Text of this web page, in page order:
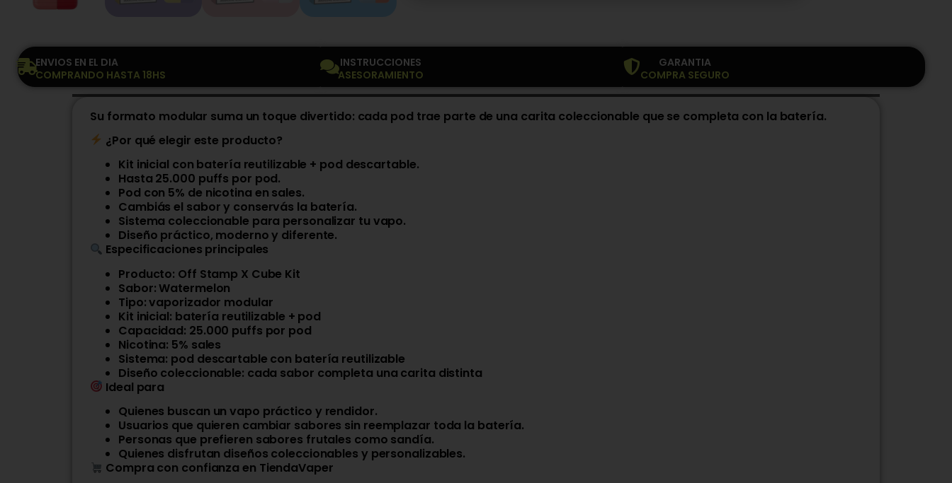
ENVIOS EN EL DIA
COMPRANDO HASTA 18HS
INSTRUCCIONES
ASESORAMIENTO
GARANTIA
COMPRA SEGURO
Su formato modular suma un toque divertido: cada pod trae parte de una carita coleccionable que se completa con la batería.
¿Por qué elegir este producto?
Kit inicial con batería reutilizable + pod descartable.
Hasta 25.000 puffs por pod.
Pod con 5% de nicotina en sales.
Cambiás el sabor y conservás la batería.
Sistema coleccionable para personalizar tu vapo.
Diseño práctico, moderno y diferente.
Especificaciones principales
Producto: Off Stamp X Cube Kit
Sabor: Watermelon
Tipo: vaporizador modular
Kit inicial: batería reutilizable + pod
Capacidad: 25.000 puffs por pod
Nicotina: 5% sales
Sistema: pod descartable con batería reutilizable
Diseño coleccionable: cada sabor completa una carita distinta
Ideal para
Quienes buscan un vapo práctico y rendidor.
Usuarios que quieren cambiar sabores sin reemplazar toda la batería.
Personas que prefieren sabores frutales como sandía.
Quienes disfrutan diseños coleccionables y personalizables.
Compra con confianza en TiendaVaper